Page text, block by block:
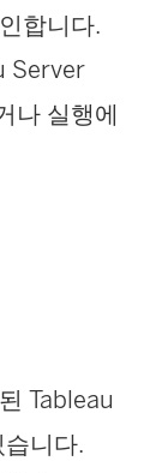
합니다.
Server
나 실행에
Tableau
니다.